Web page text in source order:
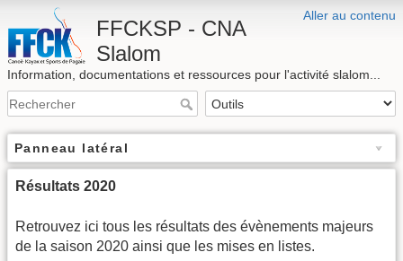
Aller au contenu
FFCKSP - CNA
Slalom
Information, documentations et ressources pour l'activité slalom...
Panneau latéral
Résultats 2020
Retrouvez ici tous les résultats des évènements majeurs
de la saison 2020 ainsi que les mises en listes.